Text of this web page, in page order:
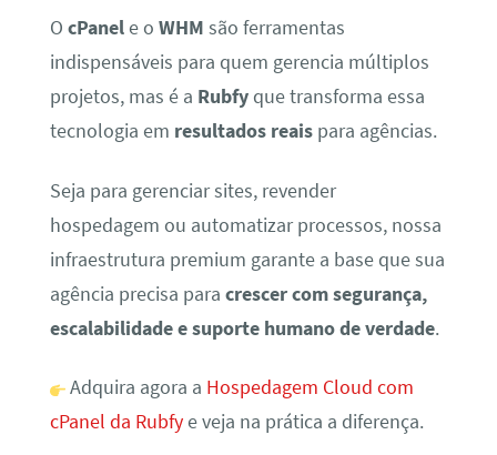
O cPanele o WHM são ferramentas
indispensáveis para quem gerencia múltiplos
projetos, mas é a Rubfyque transforma essa
tecnologia em resultados reaispara agências.
Seja para gerenciar sites, revender
hospedagem ou automatizar processos, nossa
infraestrutura premium garante a base que sua
agência precisa para crescer com segurança,
escalabilidade e suporte humano de verdade.
Adquira agora a Hospedagem Cloud com
cPanel da Rubfye veja na prática a diferença.